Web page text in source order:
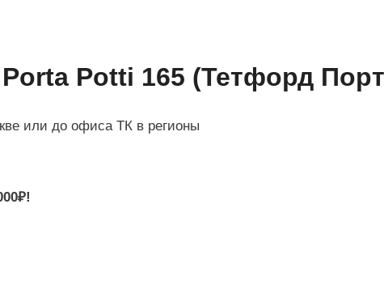
Potti 165 (Тетфорд
или до офиса ТК в регионы